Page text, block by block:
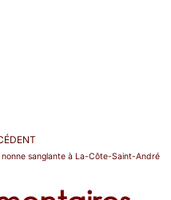
nonne sanglante à La-Côte-Saint-André